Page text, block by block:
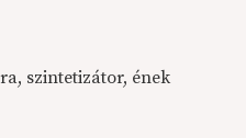
szintetizátor, ének